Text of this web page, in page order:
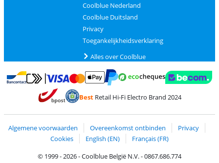
Coolblue Nederland
Coolblue Duitsland
Privacy
Toegankelijkheidsverklaring
Alles over Coolblue
Betalen met Bancontact
Betalen met MasterCard en Visa via ClickToPay
BestRetail Hi-Fi Electro Brand 2024
Algemene voorwaarden Overeenkomst ontbinden
Privacy
Cookies
English (EN)
Français (FR)
© 1999 - 2026 - Coolblue België N.V. - 0867.686.774